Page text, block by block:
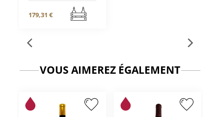
179,31 €
VOUS AIMEREZ ÉGALEMENT